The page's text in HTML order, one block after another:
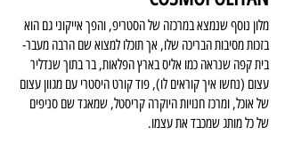
מלון נוסף שנמצא במרכזה של הסטריפ, והפך אייקוני גם הוא
בזכות מסיבות הבריכה שלו, אך תוכלו למצוא שם הרבה מעבר-
בית קפה שנראה כמו אליס בארץ הפלאות, בר בתוך שנדליר
עצום (נחשו איך קוראים לו), פוד קורט היסטרי עם מגוון עצום
של אוכל, ומרכז חנויות היוקרה קריסטל, שמאגד שם סניפים
של כל מותג שמכבד את עצמו.